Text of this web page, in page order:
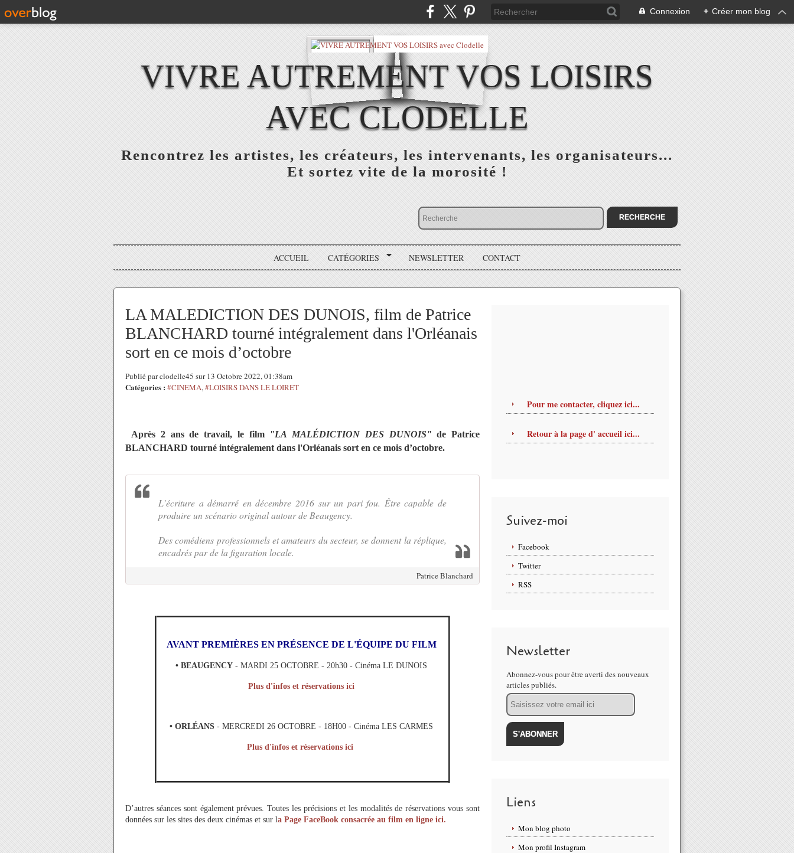
Connexion + Créer mon blog
VIVRE AUTREMENT VOS LOISIRS
AVEC CLODELLE
Rencontrez les artistes, les créateurs, les intervenants, les organisateurs...
Et sortez vite de la morosité !
ACCUEIL CATÉGORIES NEWSLETTER CONTACT
LA MALEDICTION DES DUNOIS, film de Patrice
BLANCHARD tourné intégralement dans l'Orléanais
sort en ce mois d’octobre
Publié par clodelle45 sur 13 Octobre 2022, 01:38am
Catégories : #CINEMA,#LOISIRS DANS LE LOIRET
Après 2 ans de travail, le film "LA MALÉDICTION DES DUNOIS" de Patrice
BLANCHARD tourné intégralement dans l'Orléanais sort en ce mois d’octobre.
L’écriture a démarré en décembre 2016 sur un pari fou. Être capable de
produire un scénario original autour de Beaugency.
Des comédiens professionnels et amateurs du secteur, se donnent la réplique,
encadrés par de la figuration locale.
Patrice Blanchard
AVANT PREMIÈRES EN PRÉSENCE DE L'ÉQUIPE DU FILM
• BEAUGENCY - MARDI 25 OCTOBRE - 20h30 - Cinéma LE DUNOIS
Plus d'infos et réservations ici
• ORLÉANS - MERCREDI 26 OCTOBRE - 18H00 - Cinéma LES CARMES
Plus d'infos et réservations ici
D’autres séances sont également prévues. Toutes les précisions et les modalités de réservations vous sont
données sur les sites des deux cinémas et sur la Page FaceBook consacrée au film en ligne ici.
Pour me contacter, cliquez ici...
Retour à la page d' accueil ici...
Suivez-moi
Facebook
Twitter
RSS
Newsletter
Abonnez-vous pour être averti des nouveaux
articles publiés.
Email
Liens
Mon blog photo
Mon profil Instagram